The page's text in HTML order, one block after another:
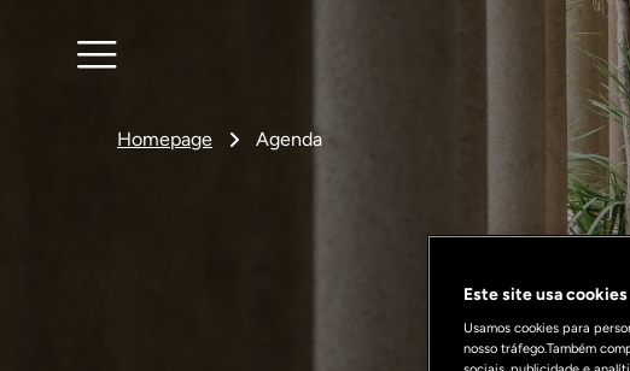
Homepage Agenda
Este site usa cookies
Usamos cookies para
nosso tráfego.Também